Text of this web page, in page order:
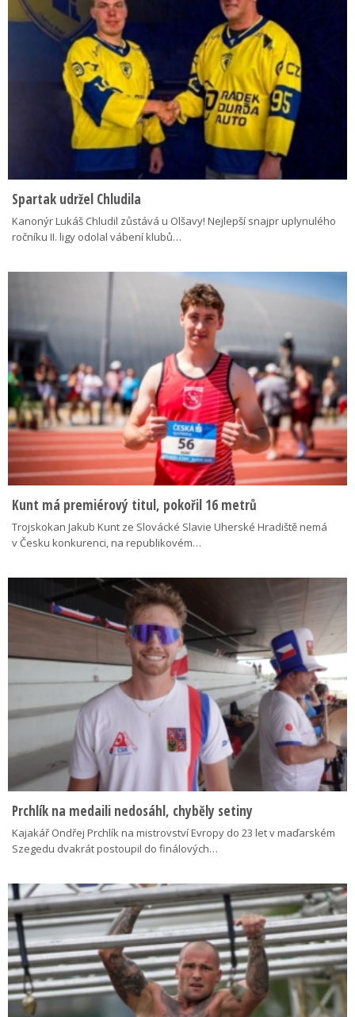
Spartak udržel Chludila
Kanonýr Lukáš Chludil zůstává u Olšavy! Nejlepší snajpr uplynulého
ročníku II. ligy odolal vábení klubů…
Kunt má premiérový titul, pokořil 16 metrů
Trojskokan Jakub Kunt ze Slovácké Slavie Uherské Hradiště nemá
v Česku konkurenci, na republikovém…
Prchlík na medaili nedosáhl, chyběly setiny
Kajakář Ondřej Prchlík na mistrovství Evropy do 23 let v maďarském
Szegedu dvakrát postoupil do finálových…